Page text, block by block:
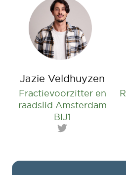
Jazie Veldhuyzen
Fractievoorzitter en
raadslid Amsterdam
BIJ1
Twitter